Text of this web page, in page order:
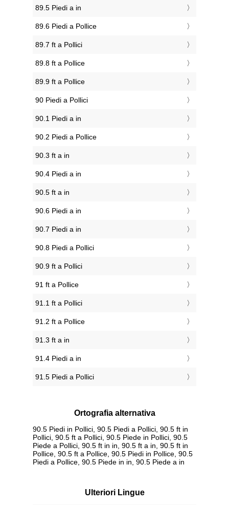
89.5 Piedi a in
89.6 Piedi a Pollice
89.7 ft a Pollici
89.8 ft a Pollice
89.9 ft a Pollice
90 Piedi a Pollici
90.1 Piedi a in
90.2 Piedi a Pollice
90.3 ft a in
90.4 Piedi a in
90.5 ft a in
90.6 Piedi a in
90.7 Piedi a in
90.8 Piedi a Pollici
90.9 ft a Pollici
91 ft a Pollice
91.1 ft a Pollici
91.2 ft a Pollice
91.3 ft a in
91.4 Piedi a in
91.5 Piedi a Pollici
Ortografia alternativa
90.5 Piedi in Pollici, 90.5 Piedi a Pollici, 90.5 ft in
Pollici, 90.5 ft a Pollici, 90.5 Piede in Pollici, 90.5
Piede a Pollici, 90.5 ft in in, 90.5 ft a in, 90.5 ft in
Pollice, 90.5 ft a Pollice, 90.5 Piedi in Pollice, 90.5
Piedi a Pollice, 90.5 Piede in in, 90.5 Piede a in
Ulteriori Lingue